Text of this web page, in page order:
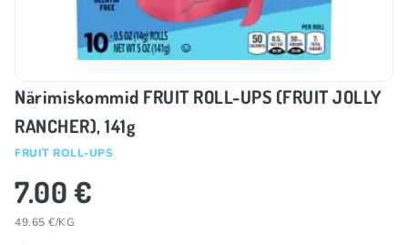
Närimiskommid FRUIT ROLL-UPS (FRUIT JOLLY
RANCHER), 141g
FRUIT ROLL-UPS
7.00 €
49.65 €/KG